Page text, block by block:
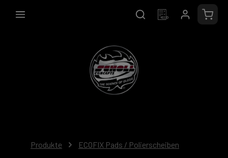
springen
Produkte ECOFIX Pads / Polierscheiben